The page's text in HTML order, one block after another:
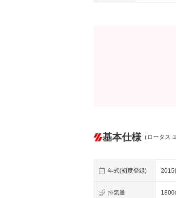
基本仕様 （ロータス
年式(初度登録)
排気量